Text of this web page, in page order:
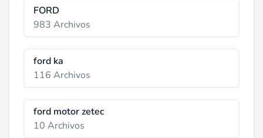
FORD
983 Archivos
ford ka
116 Archivos
ford motor zetec
10 Archivos